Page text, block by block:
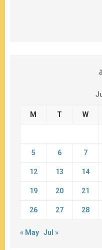
M T W
5 6 7
12 13 14
19 20 21
26 27 28
« May Jul »